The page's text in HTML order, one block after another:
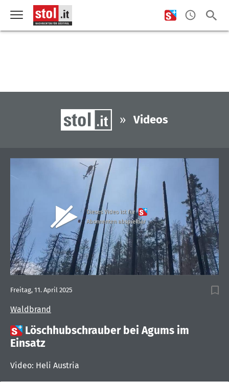
» Videos
Dieses Video ist für
Abonnenten abspielbar
Waldbrand
Freitag, 11. April 2025
 Löschhubschrauber bei Agums im
Einsatz
Video: Heli Austria